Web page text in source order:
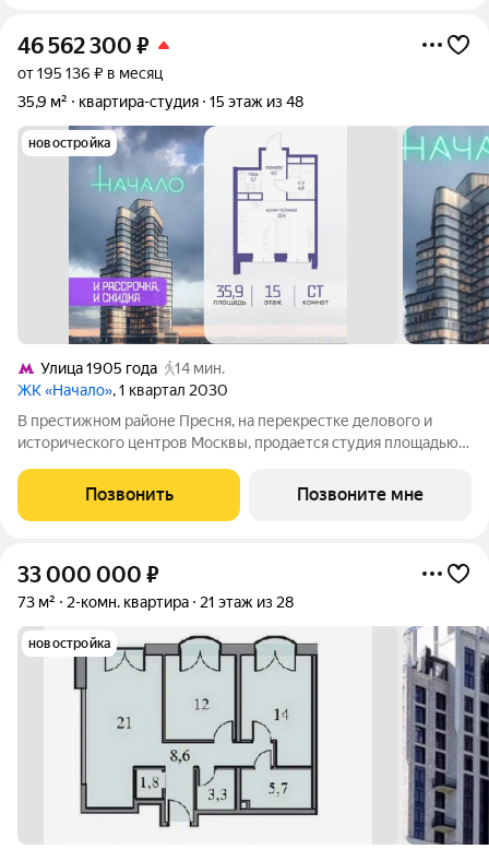
46 562 300 ₽
от 195 136 ₽ в месяц
35,9 м²
квартира-студия 15 этаж из 48
новостройка
Улица 1905 года
14 мин.
ЖК «Начало», 1 квартал 2030
В престижном районе Пресня, на перекрестке делового и
исторического центров Москвы, продается студия площадью
этажного дома, в новом элитном жилом комплексе «Начало»
от девелопера «Донстрой».
Позвонить Позвоните мне
33 000 000 ₽
73 м² 2-комн. квартира 21 этаж из 28
новостройка